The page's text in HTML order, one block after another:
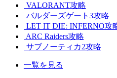
VALORANT攻略
バルダーズゲート3攻略
LET IT DIE: INFERNO攻
ARC Raiders攻略
サブノーティカ2攻略
一覧を見る